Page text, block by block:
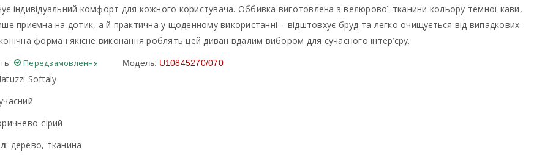
індивідуальний комфорт для кожного користувача. Оббивка виготовлена з велюрової тканини кольору темної кави,
приємна на дотик, а й практична у щоденному використанні – відштовхує бруд та легко очищується від випадкових
форма і якісне виконання роблять цей диван вдалим вибором для сучасного інтер’єру.
Передзамовлення Модель: U10845270/070
Softaly
сірий
: дерево, тканина